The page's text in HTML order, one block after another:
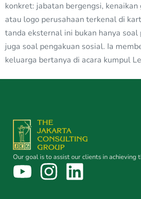
konkret: jabatan bergengsi, kenaikan
atau logo perusahaan terkenal di
tanda eksternal ini bukan hanya
juga soal pengakuan sosial. Ia
keluarga bertanya di acara kumpul
Our goal is to assist our clients in achieving